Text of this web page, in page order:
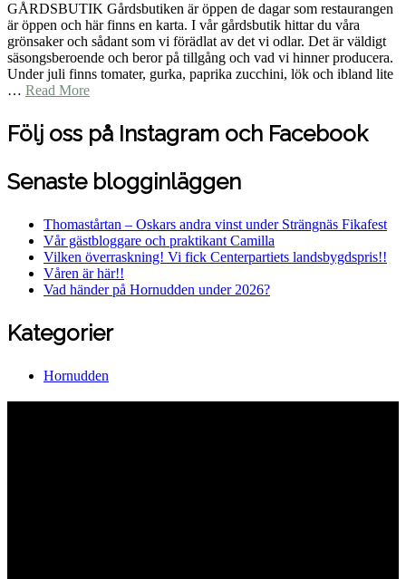
GÅRDSBUTIK Gårdsbutiken är öppen de dagar som restaurangen
är öppen och här finns en karta. I vår gårdsbutik hittar du våra
grönsaker och sådant som vi förädlat av det vi odlar. Det är väldigt
säsongsberoende och beror på tillgång och vad vi hinner producera.
Under juli finns tomater, gurka, paprika zucchini, lök och ibland lite
… Read More
Följ oss på Instagram och Facebook
Senaste blogginläggen
Thomastårtan – Oskars andra vinst under Strängnäs Fikafest
Vår gästbloggare och praktikant Camilla
Vilken överraskning! Vi fick Centerpartiets landsbygdspris!!
Våren är här!!
Vad händer på Hornudden under 2026?
Kategorier
Hornudden